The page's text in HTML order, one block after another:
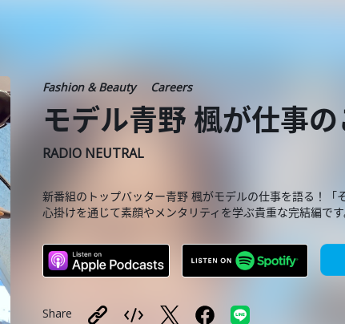
Fashion & Beauty Careers
モデル青野 楓が仕事の
RADIO NEUTRAL
新番組のトップバッター青野 楓がモデルの仕事を語る！
心掛けを通じて素顔やメンタリティを学ぶ貴重な完結編です
Share